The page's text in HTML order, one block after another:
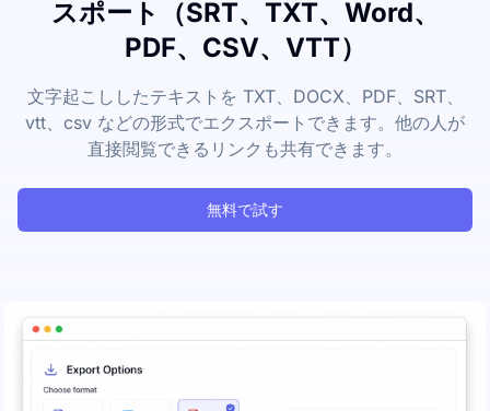
スポート（SRT、TXT、Word、
PDF、CSV、VTT）
文字起こししたテキストを TXT、DOCX、PDF、SRT、
vtt、csv などの形式でエクスポートできます。他の人が
直接閲覧できるリンクも共有できます。
無料で試す